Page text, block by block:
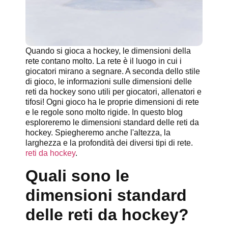
Quando si gioca a hockey, le dimensioni della
rete contano molto. La rete è il luogo in cui i
giocatori mirano a segnare. A seconda dello stile
di gioco, le informazioni sulle dimensioni delle
reti da hockey sono utili per giocatori, allenatori e
tifosi! Ogni gioco ha le proprie dimensioni di rete
e le regole sono molto rigide. In questo blog
esploreremo le dimensioni standard delle reti da
hockey. Spiegheremo anche l'altezza, la
larghezza e la profondità dei diversi tipi di rete.
reti da hockey.
Quali sono le
dimensioni standard
delle reti da hockey?